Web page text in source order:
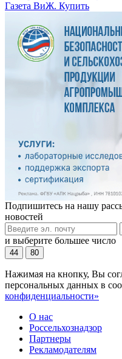
Газета ВиЖ. Купить
Подпишитесь на нашу
новостей
и выберите большее число
44 80
Нажимая на кнопку, Вы
персональных данных в
конфиденциальности»
О нас
Россельхознадзор
Партнеры
Рекламодателям